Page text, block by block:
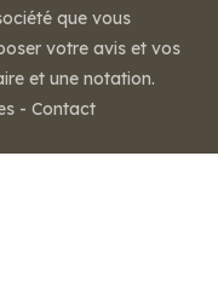
que vous
votre avis et vos
et une notation.
- Contact